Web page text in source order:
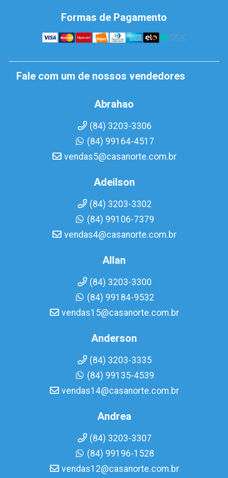
Formas de Pagamento
Fale com um de nossos vendedores
Abrahao
(84) 3203-3306
(84) 99164-4517
vendas5@casanorte.com.br
Adeilson
(84) 3203-3302
(84) 99106-7379
vendas4@casanorte.com.br
Allan
(84) 3203-3300
(84) 99184-9532
vendas15@casanorte.com.br
Anderson
(84) 3203-3335
(84) 99135-4539
vendas14@casanorte.com.br
Andrea
(84) 3203-3307
(84) 99196-1528
vendas12@casanorte.com.br